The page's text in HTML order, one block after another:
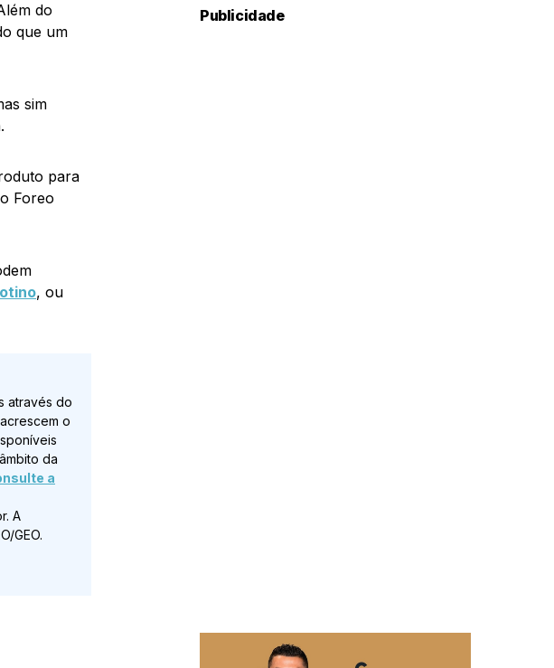
do
que um
sim
para
Foreo
, ou
através do
o
da
a
A
GEO.
Publicidade